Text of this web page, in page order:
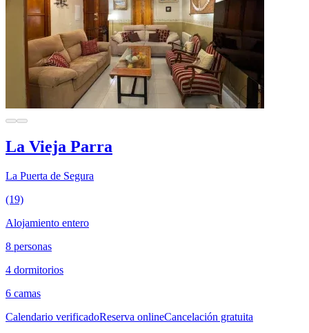
La Vieja Parra
La Puerta de Segura
(19)
Alojamiento entero
8 personas
4 dormitorios
6 camas
Calendario verificadoReserva onlineCancelación gratuita